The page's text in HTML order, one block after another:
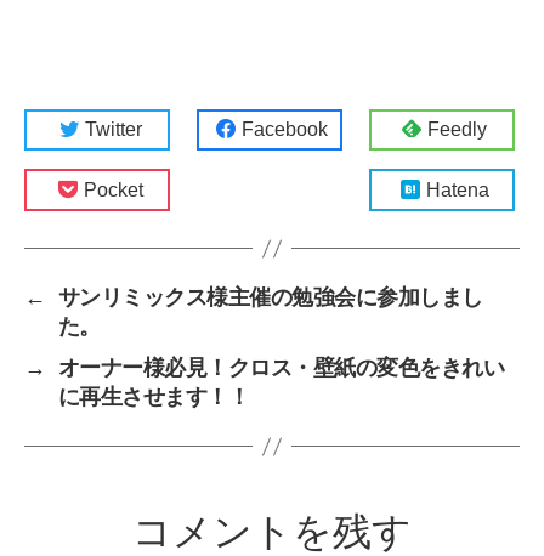
Twitter Facebook Feedly
Pocket Hatena
←
サンリミックス様主催の勉強会に参加しまし
た。
→
オーナー様必見！クロス・壁紙の変色をきれい
に再生させます！！
コメントを残す